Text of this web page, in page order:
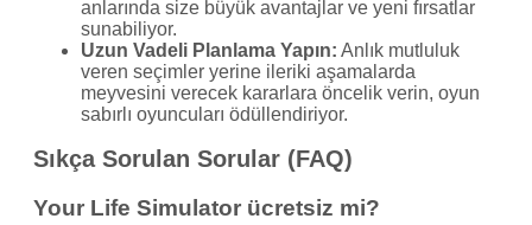
anlarında size büyük avantajlar ve yeni fırsatlar
sunabiliyor.
Uzun Vadeli Planlama Yapın: Anlık mutluluk
veren seçimler yerine ileriki aşamalarda
meyvesini verecek kararlara öncelik verin, oyun
sabırlı oyuncuları ödüllendiriyor.
Sıkça Sorulan Sorular (FAQ)
Your Life Simulator ücretsiz mi?